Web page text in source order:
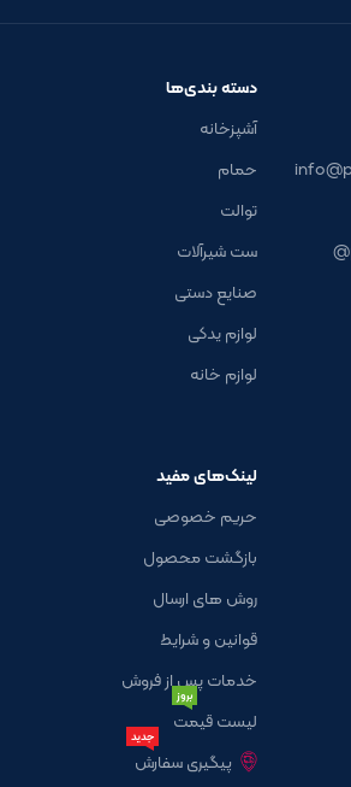
دسته بندی‌ها
آشپزخانه
حمام
توالت
ست شیرآلات
صنایع دستی
لوازم یدکی
لوازم خانه
لینک‌های مفید
حریم خصوصی
بازگشت محصول
روش های ارسال
قوانین و شرایط
خدمات پس از فروش
لیست قیمت
بروز
پیگیری سفارش
جدید